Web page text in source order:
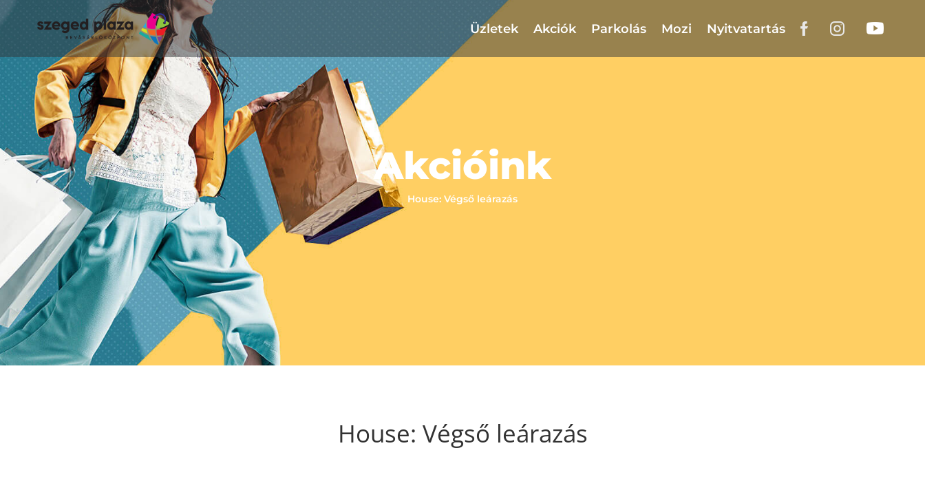
Üzletek Akciók Parkolás Mozi Nyitvatartás
Akcióink
House: Végső leárazás
House: Végső leárazás